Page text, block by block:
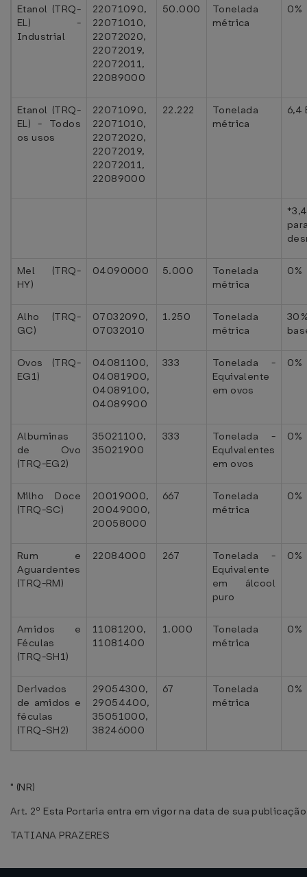
Etanol (TRQ-
EL) -
Industrial
22071090,
22071010,
22072020,
22072019,
22072011,
22089000
50.000
Tonelada
métrica
0%
Etanol (TRQ-
EL) - Todos
os usos
22071090,
22071010,
22072020,
22072019,
22072011,
22089000
22.222
Tonelada
métrica
6,4
Mel (TRQ-
HY)
04090000 5.000
Tonelada
métrica
0%
Alho (TRQ-
GC)
07032090,
07032010
1.250
Tonelada
métrica
Ovos (TRQ-
EG1)
04081100,
04081900,
04089100,
04089900
333
Tonelada -
Equivalente
em ovos
0%
Albuminas
de Ovo
(TRQ-EG2)
35021100,
35021900
333
Tonelada -
Equivalentes
em ovos
0%
Milho Doce
(TRQ-SC)
20019000,
20049000,
20058000
667
Tonelada
métrica
0%
Rum e
Aguardentes
(TRQ-RM)
22084000 267
Tonelada -
Equivalente
em álcool
puro
0%
Amidos e
Féculas
(TRQ-SH1)
11081200,
11081400
1.000
Tonelada
métrica
0%
Derivados
de amidos e
féculas
(TRQ-SH2)
29054300,
29054400,
35051000,
38246000
67
Tonelada
métrica
0%
" (NR)
Art. 2º Esta Portaria entra em vigor na data de sua
TATIANA PRAZERES